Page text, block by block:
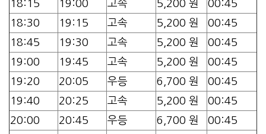
18:15 19:00 고속 5,200 원
00:45
18:30
19:15 고속 5,200 원
00:45
18:45
19:30 고속 5,200 원
00:45
19:00
19:45 고속 5,200 원
00:45
19:20
20:05 우등 6,700 원
00:45
19:40
20:25 고속 5,200 원
00:45
20:00
20:45 우등 6,700 원
00:45